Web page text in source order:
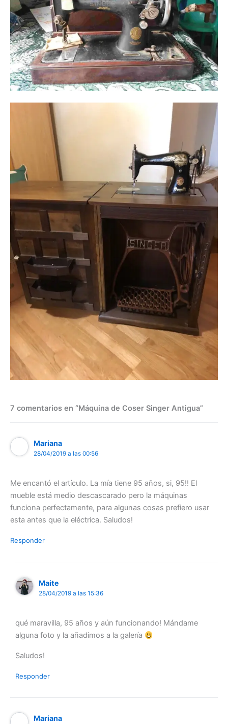
7 comentarios en “Máquina de Coser Singer Antigua”
Mariana
28/04/2019 a las 00:56
Me encantó el artículo. La mía tiene 95 años, si, 95!! El
mueble está medio descascarado pero la máquinas
funciona perfectamente, para algunas cosas prefiero usar
esta antes que la eléctrica. Saludos!
Responder
Maite
28/04/2019 a las 15:36
qué maravilla, 95 años y aún funcionando! Mándame
alguna foto y la añadimos a la galería
Saludos!
Responder
Mariana